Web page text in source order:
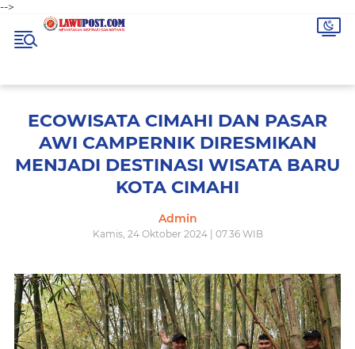
-->
ECOWISATA CIMAHI DAN PASAR
AWI CAMPERNIK DIRESMIKAN
MENJADI DESTINASI WISATA BARU
KOTA CIMAHI
Admin
Kamis, 24 Oktober 2024 | 07.36 WIB